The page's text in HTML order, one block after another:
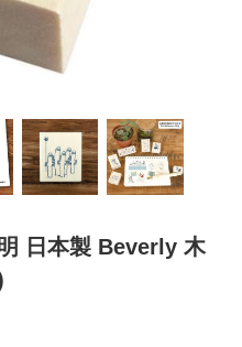
日本製 Beverly 木